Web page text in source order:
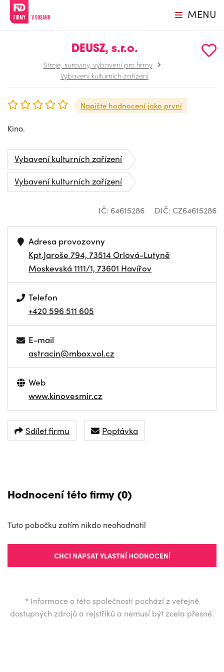
MENU
DEUSZ, s.r.o.
Stroje, suroviny, vybavení pro firmy
Vybavení kulturních zařízení
Napište hodnocení jako první
Kino.
Vybavení kulturních zařízení
Vybavení kulturních zařízení
IČ: 64615286 DIČ: CZ64615286
Adresa provozovny
Kpt.Jaroše 794, 73514 Orlová-Lutyně
Moskevská 1111/1, 73601 Havířov
Telefon
+420 596 511 605
E-mail
astracin@mbox.vol.cz
Web
www.kinovesmir.cz
Sdílet firmu Poptávka
Hodnocení této firmy (0)
Tuto pobočku zatím nikdo neohodnotil
CHCI NAPSAT VLASTNÍ HODNOCENÍ
* Informace o této společnosti pochází z veřejně
dostupných zdrojů a rejstříků a nemusí být zcela přesné.